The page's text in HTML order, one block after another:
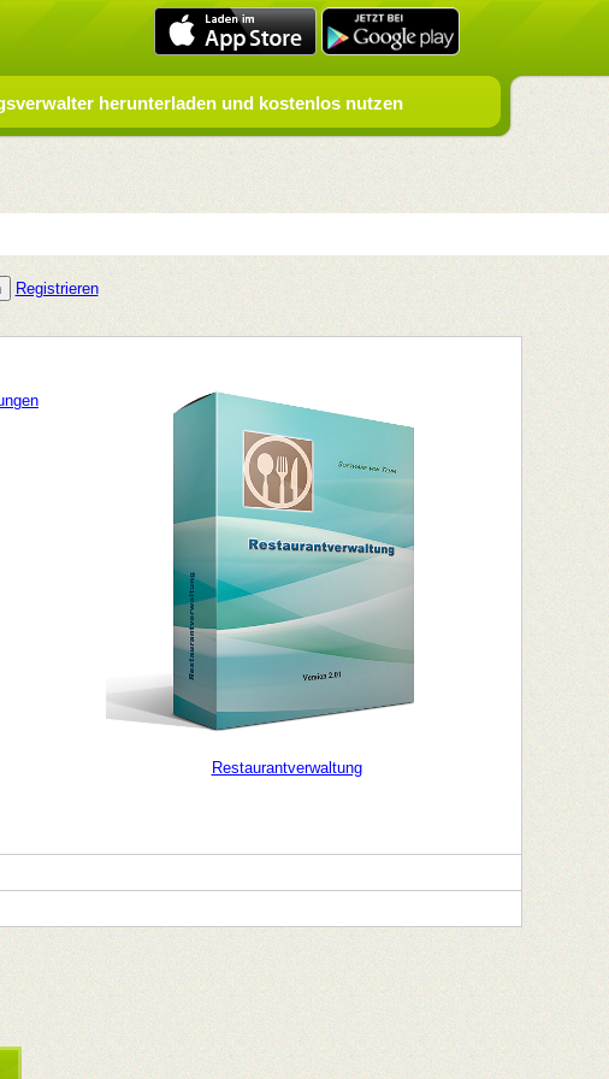
herunterladen und kostenlos nutzen
Registrieren
Restaurantverwaltung